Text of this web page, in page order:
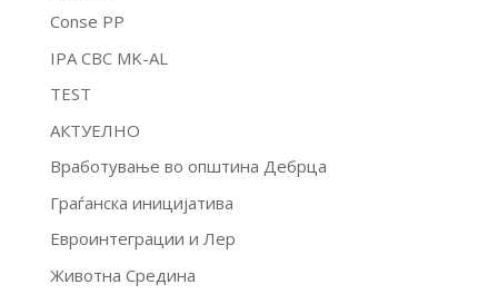
Conse PP
IPA CBC MK-AL
TEST
АКТУЕЛНО
Вработување во општина Дебрца
Граѓанска иницијатива
Евроинтеграции и Лер
Животна Средина